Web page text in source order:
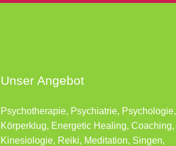
Unser Angebot
Psychotherapie, Psychiatrie, Psychologie,
Körperklug, Energetic Healing, Coaching,
Kinesiologie, Reiki, Meditation, Singen,